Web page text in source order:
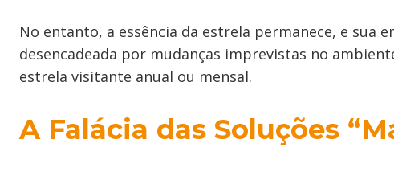
No entanto, a essência da estrela permanece, e sua
desencadeada por mudanças imprevistas no
estrela visitante anual ou mensal.
A Falácia das Soluções